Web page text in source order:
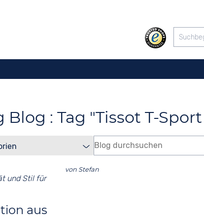
Blog : Tag "Tissot T-
von Stefan
aus